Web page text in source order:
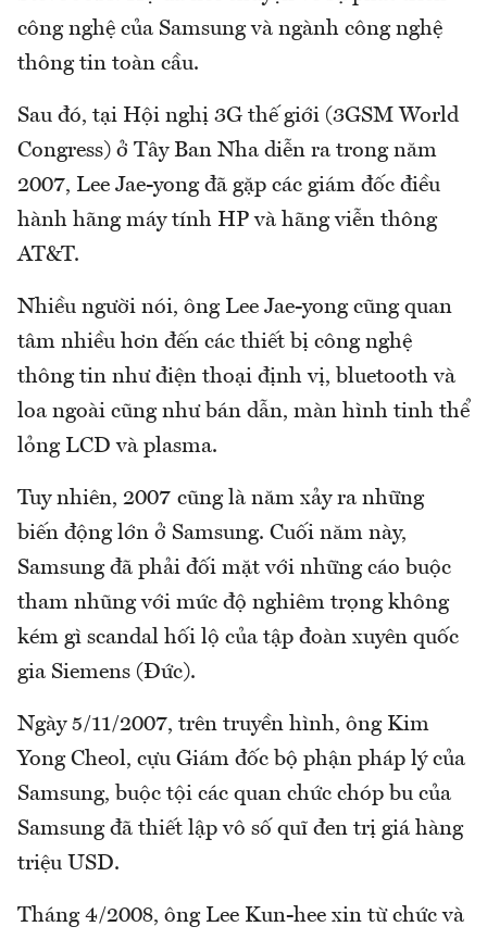
công nghệ của Samsung và ngành công nghệ
thông tin toàn cầu.
Sau đó, tại Hội nghị 3G thế giới (3GSM World
Congress) ở Tây Ban Nha diễn ra trong năm
2007, Lee Jae-yong đã gặp các giám đốc điều
hành hãng máy tính HP và hãng viễn thông
AT&T.
Nhiều người nói, ông Lee Jae-yong cũng quan
tâm nhiều hơn đến các thiết bị công nghệ
thông tin như điện thoại định vị, bluetooth và
loa ngoài cũng như bán dẫn, màn hình tinh thể
lỏng LCD và plasma.
Tuy nhiên, 2007 cũng là năm xảy ra những
biến động lớn ở Samsung. Cuối năm này,
Samsung đã phải đối mặt với những cáo buộc
tham nhũng với mức độ nghiêm trọng không
kém gì scandal hối lộ của tập đoàn xuyên quốc
gia Siemens (Đức).
Ngày 5/11/2007, trên truyền hình, ông Kim
Yong Cheol, cựu Giám đốc bộ phận pháp lý của
Samsung, buộc tội các quan chức chóp bu của
Samsung đã thiết lập vô số quĩ đen trị giá hàng
triệu USD.
Tháng 4/2008, ông Lee Kun-hee xin từ chức và